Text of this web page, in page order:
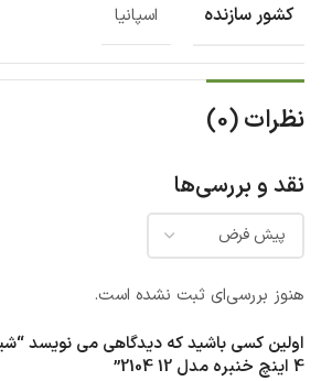
کشور سازنده اسپانیا
نظرات (0)
نقد و بررسی‌ها
هنوز بررسی‌ای ثبت نشده است.
اولین کسی باشید که دیدگاهی می نویسد
4 اینچ خنبره مدل 12 2104”